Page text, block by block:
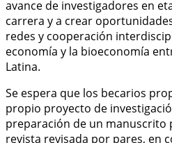
avance de investigadores en
carrera y a crear
redes y cooperación
economía y la bioeconomía
Latina.
Se espera que los becarios
propio proyecto de
preparación de un manuscrito
revista revisada por pares, en